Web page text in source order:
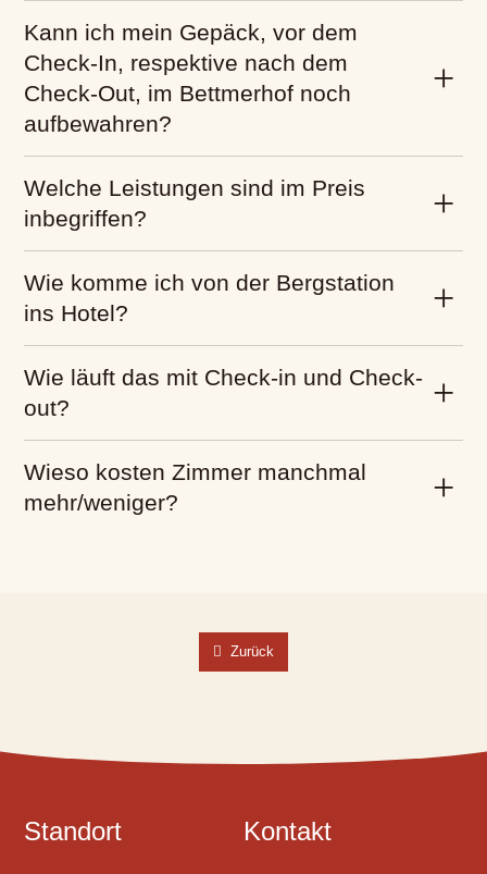
Kann ich mein Gepäck, vor dem
Check-In, respektive nach dem
Check-Out, im Bettmerhof noch
aufbewahren?
Welche Leistungen sind im Preis
inbegriffen?
Wie komme ich von der Bergstation
ins Hotel?
Wie läuft das mit Check-in und Check-
out?
Wieso kosten Zimmer manchmal
mehr/weniger?
Zurück
Standort Kontakt